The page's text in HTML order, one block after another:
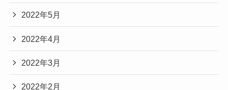
2022年5月
2022年4月
2022年3月
2022年2月